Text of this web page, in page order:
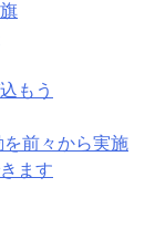
もう
前々から実施
ます